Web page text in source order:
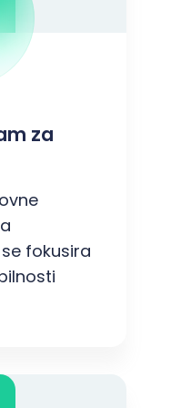
za
fokusira